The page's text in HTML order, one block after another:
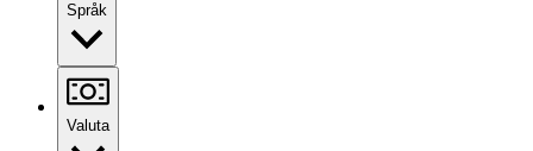
Språk
Valuta